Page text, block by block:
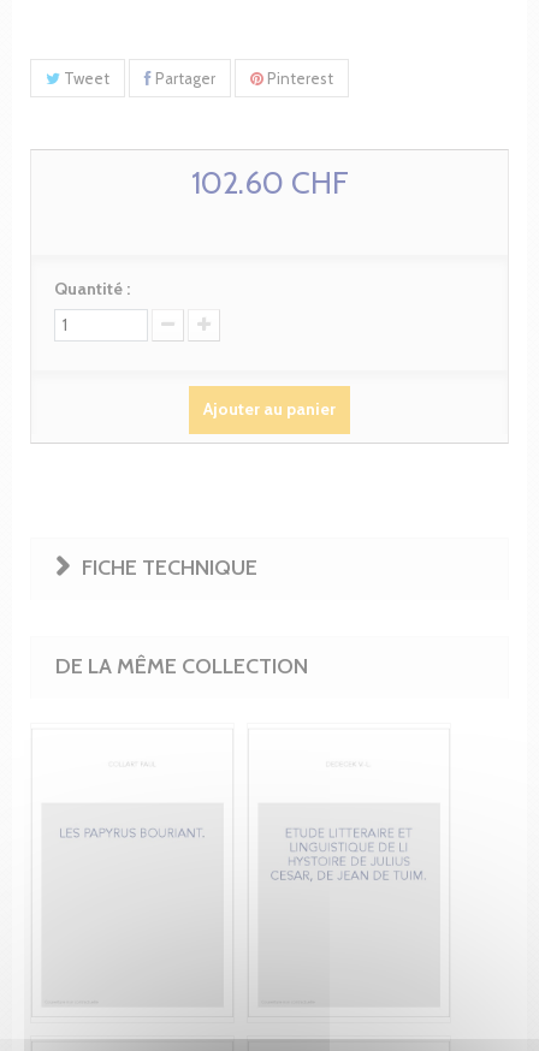
Tweet Partager Pinterest
102.60 CHF
Quantité :
Ajouter au panier
FICHE TECHNIQUE
DE LA MÊME COLLECTION